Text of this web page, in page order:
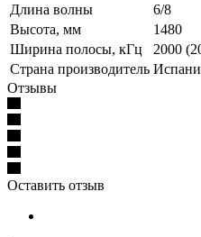
Длина волны
6/8
Высота, мм
1480
Ширина полосы, кГц
2000
Страна производитель
Отзывы
Оставить отзыв